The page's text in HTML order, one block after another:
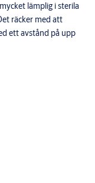
lämplig i sterila
räcker med att
ett avstånd på upp